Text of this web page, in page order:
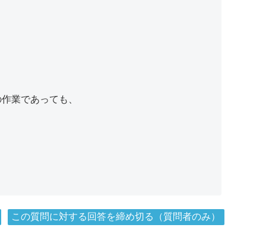
業であっても、
この質問に対する回答を締め切る（質問者のみ）